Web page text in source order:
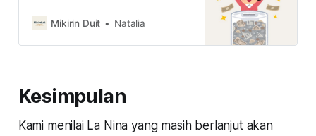
konglomerat sampai BUMN RI mau
perusahaan yang paling menarik?
Mikirin Duit Natalia
Kesimpulan
Kami menilai La Nina yang masih berlanjut akan